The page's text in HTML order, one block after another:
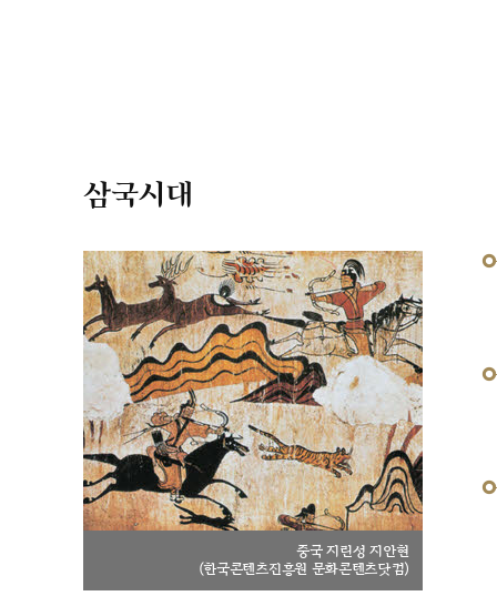
삼국시대
중국 지린성 지안현
(한국콘텐츠진흥원 문화콘텐츠닷컴)